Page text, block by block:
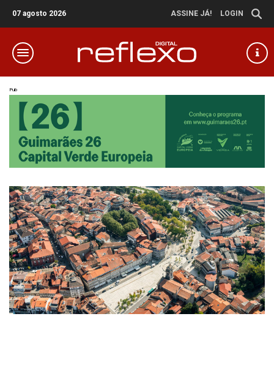
07 agosto 2026 ASSINE JÁ! LOGIN
Pub